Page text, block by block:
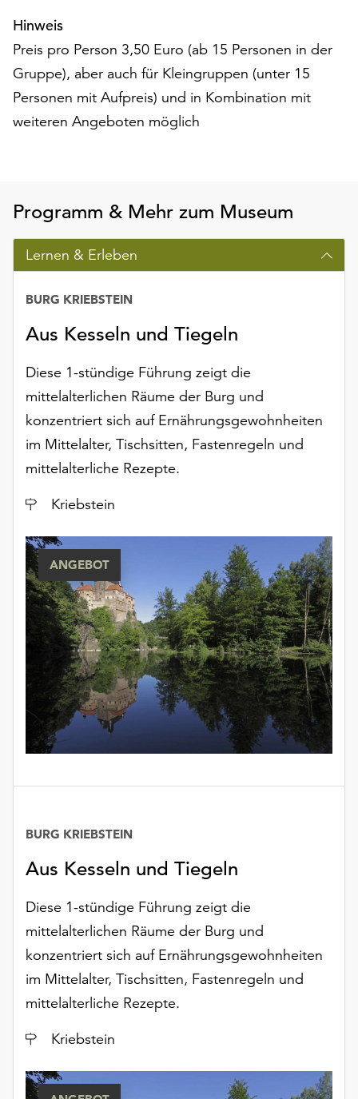
in
Datenschutzerklärung
oder
dem
Impressum
.
Hinweis
Preis pro Person 3,50 Euro (ab 15 Personen in der
Gruppe), aber auch für Kleingruppen (unter 15
Personen mit Aufpreis) und in Kombination mit
weiteren Angeboten möglich
Programm & Mehr zum Museum
Lernen & Erleben
Aus Kesseln und Tiegeln
BURG KRIEBSTEIN
Diese 1-stündige Führung zeigt die
mittelalterlichen Räume der Burg und
konzentriert sich auf Ernährungsgewohnheiten
im Mittelalter, Tischsitten, Fastenregeln und
mittelalterliche Rezepte.
Ort
Kriebstein
ANGEBOT
Aus Kesseln und Tiegeln
BURG KRIEBSTEIN
Diese 1-stündige Führung zeigt die
mittelalterlichen Räume der Burg und
konzentriert sich auf Ernährungsgewohnheiten
im Mittelalter, Tischsitten, Fastenregeln und
mittelalterliche Rezepte.
Ort
Kriebstein